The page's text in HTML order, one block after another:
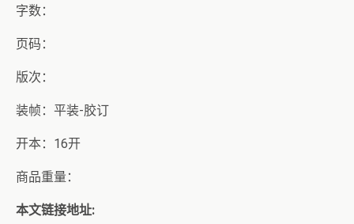
字数：
页码：
版次：
装帧：平装-胶订
开本：16开
商品重量：
本文链接地址: